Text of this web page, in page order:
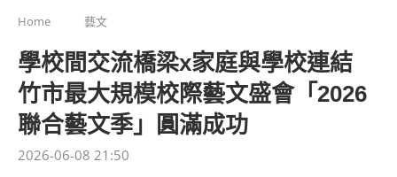
Home 藝文
學校間交流橋梁x家庭與學校連結
竹市最大規模校際藝文盛會「2026
聯合藝文季」圓滿成功
2026-06-08 21:50